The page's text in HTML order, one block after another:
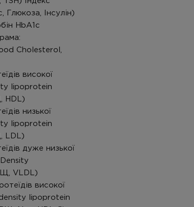
Інсулін)
HbA1c
Cholesterol,
високої
lipoprotein
HDL)
низької
lipoprotein
LDL)
дуже низької
VLDL)
високої
lipoprotein